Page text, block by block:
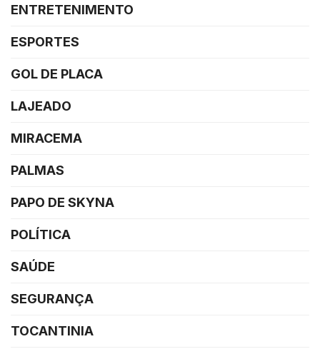
ENTRETENIMENTO
ESPORTES
GOL DE PLACA
LAJEADO
MIRACEMA
PALMAS
PAPO DE SKYNA
POLÍTICA
SAÚDE
SEGURANÇA
TOCANTINIA